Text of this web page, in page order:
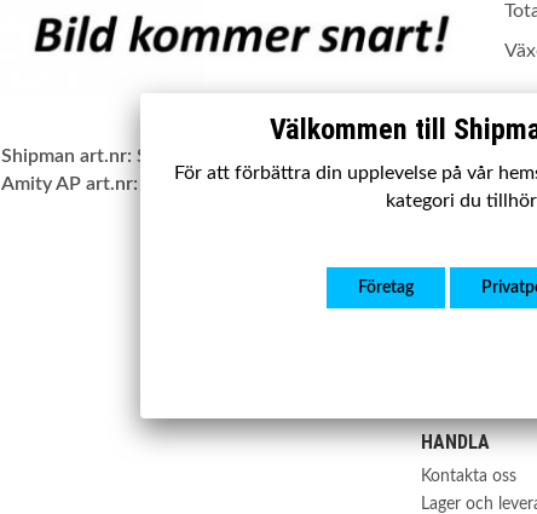
Shipman art.nr: SBDA502
Amity AP art.nr:
20-DS-0002
HANDLA
Kontakta oss
Lager och
Välkommen till
För att förbättra din upplevelse på vår
kategori du tillhör
Företag